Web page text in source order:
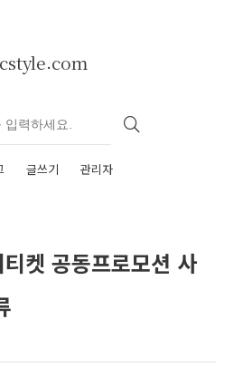
글쓰기 관리자
켓 공동프로모션 사